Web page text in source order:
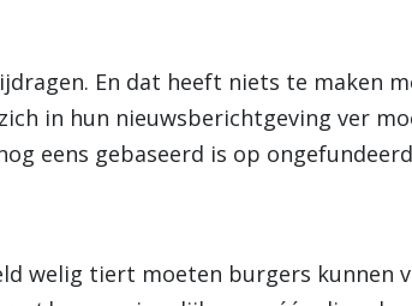
En dat heeft niets te maken
in hun nieuwsberichtgeving ver
eens gebaseerd is op
welig tiert moeten burgers kunnen